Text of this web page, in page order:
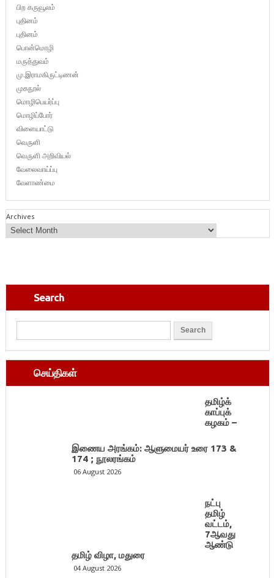
பிற கருவூலம்
புதினம்
புதினம்
பொன்மொழி
மருத்துவம்
மு.இராமகிருட்டிணன்
முகநூல்
மொழிபெயர்ப்பு
மொழிப்போர்
விளையாட்டு
வெருளி
வெருளி அறிவியல்
வேலைவாய்ப்பு
வேளாண்மை
Archives
Search
செய்திகள்
தமிழ்க்
காப்புக்
கழகம் –
இணைய அரங்கம்: ஆளுமையர் உரை 173 &
174 ; நூலரங்கம்
06 August 2026
நட்பு
தமிழ்
வட்டம்,
7ஆவது
ஆண்டு
தமிழ் விழா, மதுரை
04 August 2026